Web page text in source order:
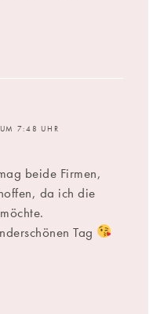
7:48 UHR
beide Firmen,
da ich die
Tag